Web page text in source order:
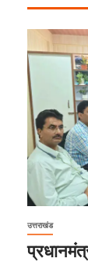
उत्तराखंड